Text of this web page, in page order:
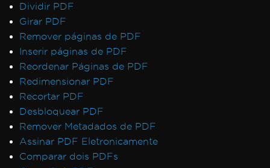
Dividir PDF
Girar PDF
Remover páginas de PDF
Inserir páginas de PDF
Reordenar Páginas de PDF
Redimensionar PDF
Recortar PDF
Desbloquear PDF
Remover Metadados de PDF
Assinar PDF Eletronicamente
Comparar dois PDFs